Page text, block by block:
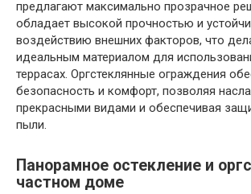
предлагают максимально прозрачное
обладает высокой прочностью и
воздействию внешних факторов, что
идеальным материалом для
террасах. Оргстеклянные ограждения
безопасность и комфорт, позволяя
прекрасными видами и обеспечивая
пыли.
Панорамное остекление и
частном доме